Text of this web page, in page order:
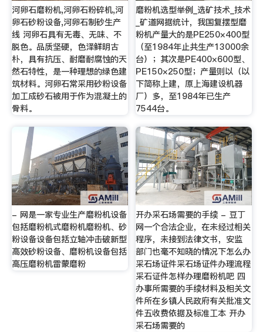
河卵石磨粉机,河卵石粉碎机,河
卵石砂粉设备,河卵石制砂生产
线 河卵石具有无毒、无味、不
脱色。品质坚硬，色泽鲜明古
朴，具有抗压、耐磨耐腐蚀的天
然石特性，是一种理想的绿色建
筑材料。河卵石常采用砂粉设备
加工成砂石被用于作为混凝土的
骨料。
磨粉机选型举例_选矿技术_技术
_矿道网据统计，我国复摆型磨
粉机产量大的是PE250×400型
（至1984年止共生产13000余
台）；其次是PE400×600型、
PE150×250型；产量则以（以
下简称上建，原上海建设机器
厂）多，至1984年已生产
7544台。
- 网是一家专业生产磨粉机设备
包括磨粉机式磨粉机磨粉机、砂
粉设备设备包括立轴冲击破新型
高效砂粉设备、磨粉机设备包括
高压磨粉机雷蒙磨粉
开办采石场需要的手续 - 豆丁
网一个合法企业，在未经过相关
程序，未接到法律文书，安监
部门也毫不知晓的情况下怎么办
采石场证件采石场证件办理流程
采石证件怎样办理磨粉机吧 四
办事所需要的手续材料及相关文
件所在乡镇人民政府有关批准文
件五收费依据及标准工本 开办
采石场需要的